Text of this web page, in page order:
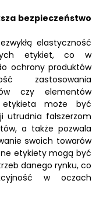
bezpieczeństwo
elastyczność
etykiet, co w
ochrony produktów
zastosowania
czy elementów
może być
utrudnia fałszerzom
a także pozwala
swoich towarów
etykiety mogą być
danego rynku, co
w oczach